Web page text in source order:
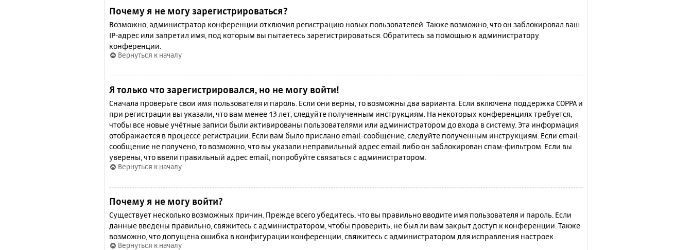
Почему я не могу зарегистрироваться?
Возможно, администратор конференции отключил регистрацию новых пользователей. Также возможно, что он заблокировал ваш
IP-адрес или запретил имя, под которым вы пытаетесь зарегистрироваться. Обратитесь за помощью к администратору
конференции.
Вернуться к началу
Я только что зарегистрировался, но не могу войти!
Сначала проверьте свои имя пользователя и пароль. Если они верны, то возможны два варианта. Если включена поддержка COPPA и
при регистрации вы указали, что вам менее 13 лет, следуйте полученным инструкциям. На некоторых конференциях требуется,
чтобы все новые учётные записи были активированы пользователями или администратором до входа в систему. Эта информация
отображается в процессе регистрации. Если вам было прислано email-сообщение, следуйте полученным инструкциям. Если email-
сообщение не получено, то возможно, что вы указали неправильный адрес email либо он заблокирован спам-фильтром. Если вы
уверены, что ввели правильный адрес email, попробуйте связаться с администратором.
Вернуться к началу
Почему я не могу войти?
Существует несколько возможных причин. Прежде всего убедитесь, что вы правильно вводите имя пользователя и пароль. Если
данные введены правильно, свяжитесь с администратором, чтобы проверить, не был ли вам закрыт доступ к конференции. Также
возможно, что допущена ошибка в конфигурации конференции, свяжитесь с администратором для исправления настроек.
Вернуться к началу